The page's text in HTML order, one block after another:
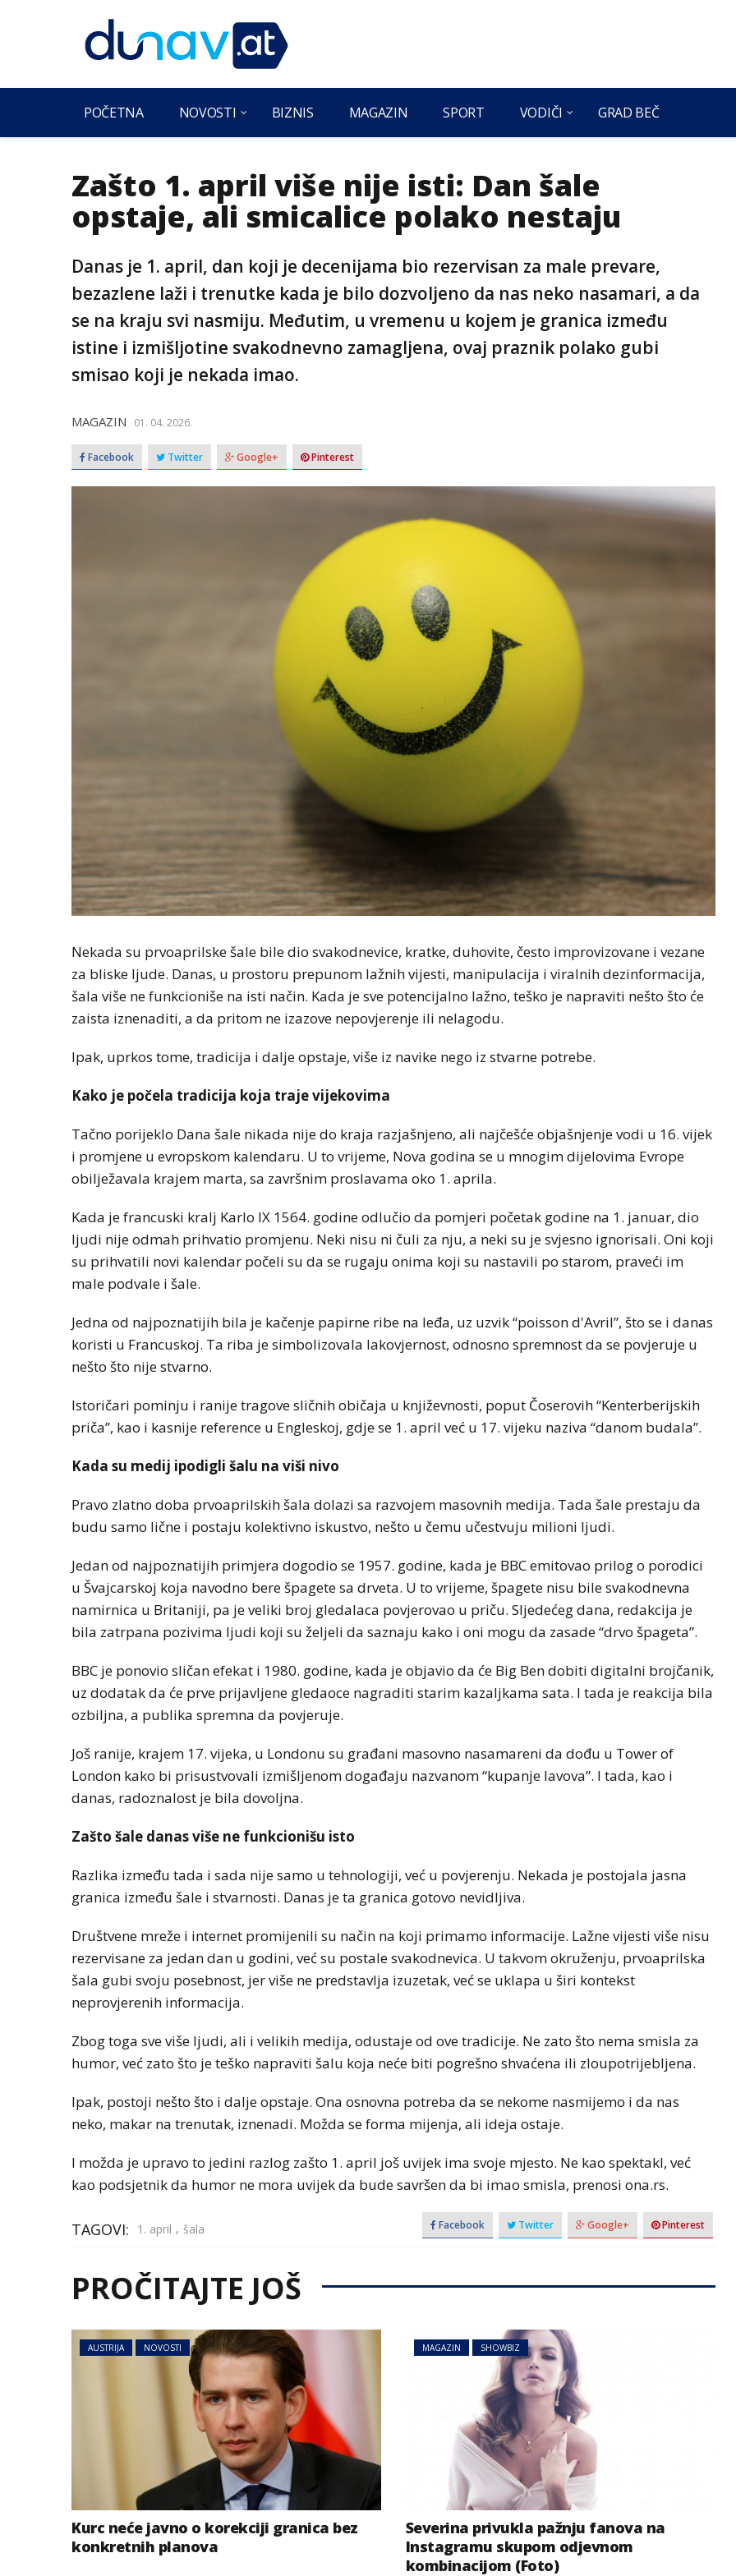
POČETNA NOVOSTI BIZNIS MAGAZIN SPORT VODIČI GRAD BEČ
Zašto 1. april više nije isti: Dan šale
opstaje, ali smicalice polako nestaju
Danas je 1. april, dan koji je decenijama bio rezervisan za male prevare,
bezazlene laži i trenutke kada je bilo dozvoljeno da nas neko nasamari, a da
se na kraju svi nasmiju. Međutim, u vremenu u kojem je granica između
istine i izmišljotine svakodnevno zamagljena, ovaj praznik polako gubi
smisao koji je nekada imao.
MAGAZIN 01. 04. 2026.
Facebook Twitter Google+ Pinterest
Nekada su prvoaprilske šale bile dio svakodnevice, kratke, duhovite, često improvizovane i vezane
za bliske ljude. Danas, u prostoru prepunom lažnih vijesti, manipulacija i viralnih dezinformacija,
šala više ne funkcioniše na isti način. Kada je sve potencijalno lažno, teško je napraviti nešto što će
zaista iznenaditi, a da pritom ne izazove nepovjerenje ili nelagodu.
Ipak, uprkos tome, tradicija i dalje opstaje, više iz navike nego iz stvarne potrebe.
Kako je počela tradicija koja traje vijekovima
Tačno porijeklo Dana šale nikada nije do kraja razjašnjeno, ali najčešće objašnjenje vodi u 16. vijek
i promjene u evropskom kalendaru. U to vrijeme, Nova godina se u mnogim dijelovima Evrope
obilježavala krajem marta, sa završnim proslavama oko 1. aprila.
Kada je francuski kralj Karlo IX 1564. godine odlučio da pomjeri početak godine na 1. januar, dio
ljudi nije odmah prihvatio promjenu. Neki nisu ni čuli za nju, a neki su je svjesno ignorisali. Oni koji
su prihvatili novi kalendar počeli su da se rugaju onima koji su nastavili po starom, praveći im
male podvale i šale.
Jedna od najpoznatijih bila je kačenje papirne ribe na leđa, uz uzvik “poisson d'Avril”, što se i danas
koristi u Francuskoj. Ta riba je simbolizovala lakovjernost, odnosno spremnost da se povjeruje u
nešto što nije stvarno.
Istoričari pominju i ranije tragove sličnih običaja u književnosti, poput Čoserovih “Kenterberijskih
priča”, kao i kasnije reference u Engleskoj, gdje se 1. april već u 17. vijeku naziva “danom budala”.
Kada su medij ipodigli šalu na viši nivo
Pravo zlatno doba prvoaprilskih šala dolazi sa razvojem masovnih medija. Tada šale prestaju da
budu samo lične i postaju kolektivno iskustvo, nešto u čemu učestvuju milioni ljudi.
Jedan od najpoznatijih primjera dogodio se 1957. godine, kada je BBC emitovao prilog o porodici
u Švajcarskoj koja navodno bere špagete sa drveta. U to vrijeme, špagete nisu bile svakodnevna
namirnica u Britaniji, pa je veliki broj gledalaca povjerovao u priču. Sljedećeg dana, redakcija je
bila zatrpana pozivima ljudi koji su željeli da saznaju kako i oni mogu da zasade “drvo špageta”.
BBC je ponovio sličan efekat i 1980. godine, kada je objavio da će Big Ben dobiti digitalni brojčanik,
uz dodatak da će prve prijavljene gledaoce nagraditi starim kazaljkama sata. I tada je reakcija bila
ozbiljna, a publika spremna da povjeruje.
Još ranije, krajem 17. vijeka, u Londonu su građani masovno nasamareni da dođu u Tower of
London kako bi prisustvovali izmišljenom događaju nazvanom “kupanje lavova”. I tada, kao i
danas, radoznalost je bila dovoljna.
Zašto šale danas više ne funkcionišu isto
Razlika između tada i sada nije samo u tehnologiji, već u povjerenju. Nekada je postojala jasna
granica između šale i stvarnosti. Danas je ta granica gotovo nevidljiva.
Društvene mreže i internet promijenili su način na koji primamo informacije. Lažne vijesti više nisu
rezervisane za jedan dan u godini, već su postale svakodnevica. U takvom okruženju, prvoaprilska
šala gubi svoju posebnost, jer više ne predstavlja izuzetak, već se uklapa u širi kontekst
neprovjerenih informacija.
Zbog toga sve više ljudi, ali i velikih medija, odustaje od ove tradicije. Ne zato što nema smisla za
humor, već zato što je teško napraviti šalu koja neće biti pogrešno shvaćena ili zloupotrijebljena.
Ipak, postoji nešto što i dalje opstaje. Ona osnovna potreba da se nekome nasmijemo i da nas
neko, makar na trenutak, iznenadi. Možda se forma mijenja, ali ideja ostaje.
I možda je upravo to jedini razlog zašto 1. april još uvijek ima svoje mjesto. Ne kao spektakl, već
kao podsjetnik da humor ne mora uvijek da bude savršen da bi imao smisla, prenosi ona.rs.
TAGOVI: 1. april , šala Facebook Twitter Google+ Pinterest
PROČITAJTE JOŠ
AUSTRIJA NOVOSTI
Kurc neće javno o korekciji granica bez
konkretnih planova
MAGAZIN SHOWBIZ
Severina privukla pažnju fanova na
Instagramu skupom odjevnom
kombinacijom (Foto)